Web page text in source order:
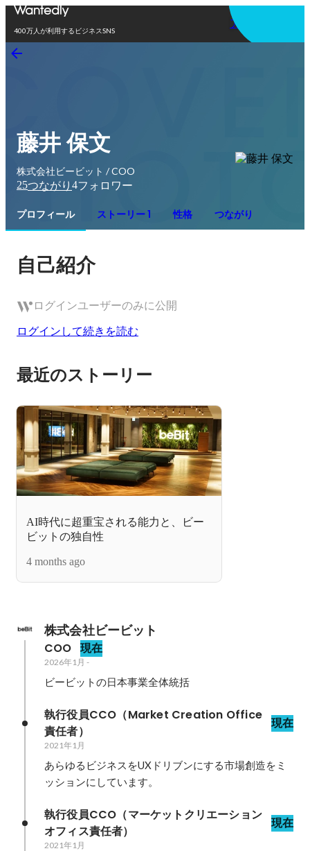
400万人が利用するビジネスSNS
アプリを使う
藤井 保文
株式会社ビービット / COO
25つながり 4フォロワー
プロフィール ストーリー 1 性格 つながり
自己紹介
ログインユーザーのみに公開
ログインして続きを読む
最近のストーリー
AI時代に超重宝される能力と、ビー
ビットの独自性
4 months ago
株式会社ビービット
COO 現在
2026年1月 -
ビービットの日本事業全体統括
執行役員CCO（Market Creation Office
責任者）
現在
2021年1月
あらゆるビジネスをUXドリブンにする市場創造をミ
ッションにしています。
執行役員CCO（マーケットクリエーション
オフィス責任者）
現在
2021年1月